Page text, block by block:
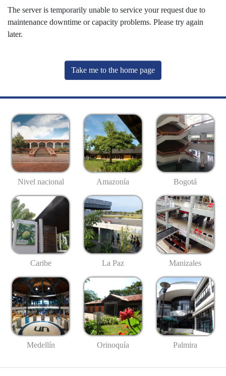
The server is temporarily unable to service your request due to
maintenance downtime or capacity problems. Please try again
later.
Take me to the home page
Nivel nacional Amazonía Bogotá
Caribe La Paz Manizales
Medellín Orinoquía Palmira